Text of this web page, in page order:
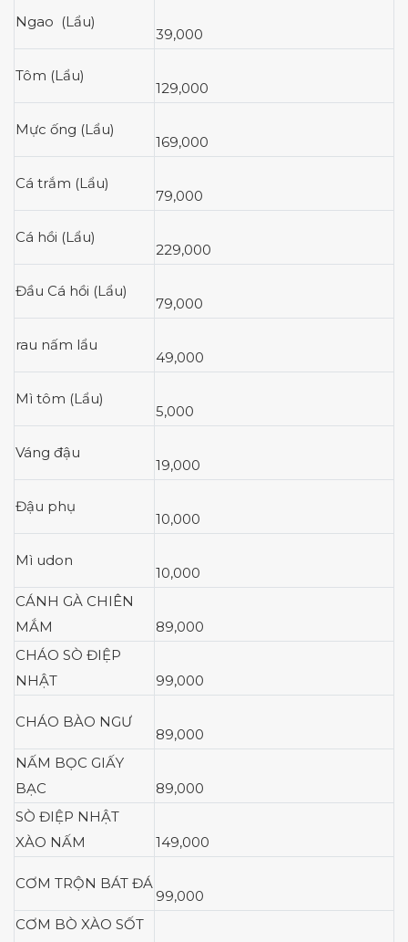
Ngao (Lẩu)
39,000
Tôm (Lẩu)
129,000
Mực ống (Lẩu)
169,000
Cá trắm (Lẩu)
79,000
Cá hồi (Lẩu)
229,000
Đầu Cá hồi (Lẩu)
79,000
rau nấm lẩu
49,000
Mì tôm (Lẩu)
5,000
Váng đậu
19,000
Đậu phụ
10,000
Mì udon
10,000
CÁNH GÀ CHIÊN
MẮM
89,000
CHÁO SÒ ĐIỆP
NHẬT
99,000
CHÁO BÀO NGƯ
89,000
NẤM BỌC GIẤY
BẠC
89,000
SÒ ĐIỆP NHẬT
XÀO NẤM
149,000
CƠM TRỘN BÁT ĐÁ
99,000
CƠM BÒ XÀO SỐT